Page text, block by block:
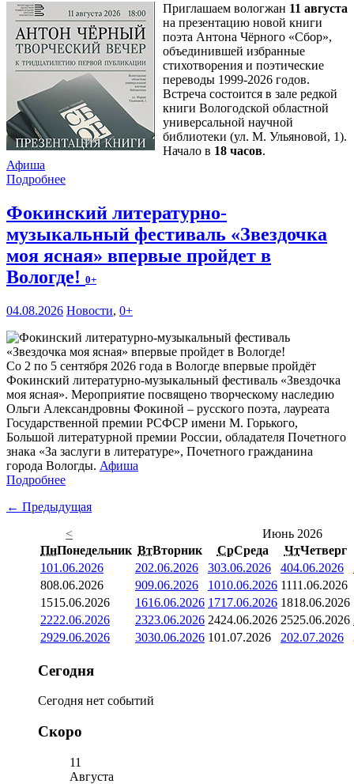
Приглашаем вологжан 11 августа
на презентацию новой книги
поэта Антона Чёрного «Сбор»,
объединившей избранные
стихотворения и поэтические
переводы 1999-2026 годов.
Встреча состоится в зале редкой
книги Вологодской областной
универсальной научной
библиотеки (ул. М. Ульяновой, 1).
Начало в 18 часов.
Афиша
Подробнее
Фокинский литературно-
музыкальный фестиваль «Звездочка
моя ясная» впервые пройдет в
Вологде! 0+
04.08.2026 Новости, 0+
Со 2 по 5 сентября 2026 года в Вологде впервые пройдёт
Фокинский литературно-музыкальный фестиваль «Звездочка
моя ясная». Мероприятие посвящено творческому наследию
Ольги Александровны Фокиной – русского поэта, лауреата
Государственной премии РСФСР имени М. Горького,
Большой литературной премии России, обладателя Почетного
знака «За заслуги в литературе», Почетного гражданина
города Вологды. Афиша
Подробнее
← Предыдущая
<
Июнь 2026
ПнПонедельник ВтВторник СрСреда ЧтЧетверг
101.06.2026 202.06.2026 303.06.2026 404.06.2026
808.06.2026 909.06.2026 1010.06.2026 1111.06.2026
1515.06.2026 1616.06.2026 1717.06.2026 1818.06.2026
2222.06.2026 2323.06.2026 2424.06.2026 2525.06.2026
2929.06.2026 3030.06.2026 101.07.2026 202.07.2026
Сегодня
Сегодня нет событий
Скоро
11
Августа